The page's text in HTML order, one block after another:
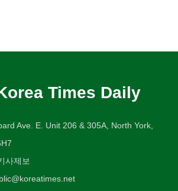
Times Daily
Ave. E. Unit 206 & 305A, North York,
사제보